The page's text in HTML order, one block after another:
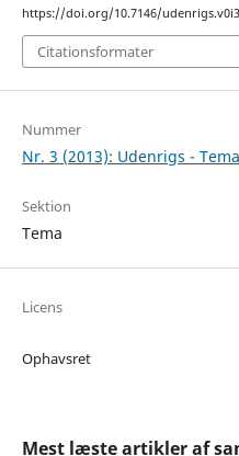
https://doi.org/10.7146/
Citationsformater
Nummer
Nr. 3 (2013): Udenrigs -
Sektion
Tema
Licens
Ophavsret
Mest læste artikler af